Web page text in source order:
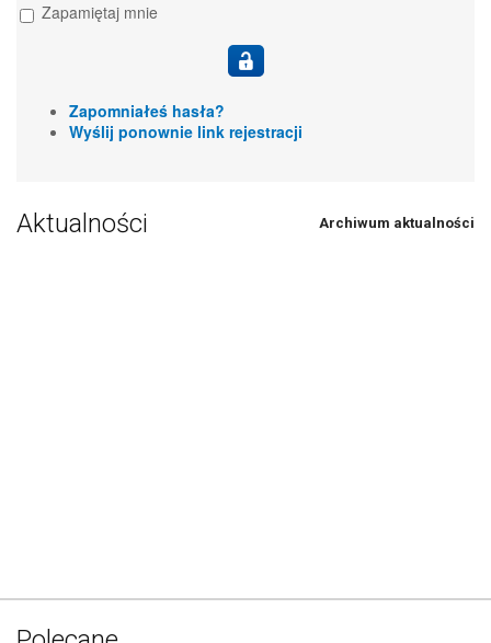
Zapamiętaj mnie
Zapomniałeś hasła?
Wyślij ponownie link rejestracji
Aktualności Archiwum aktualności